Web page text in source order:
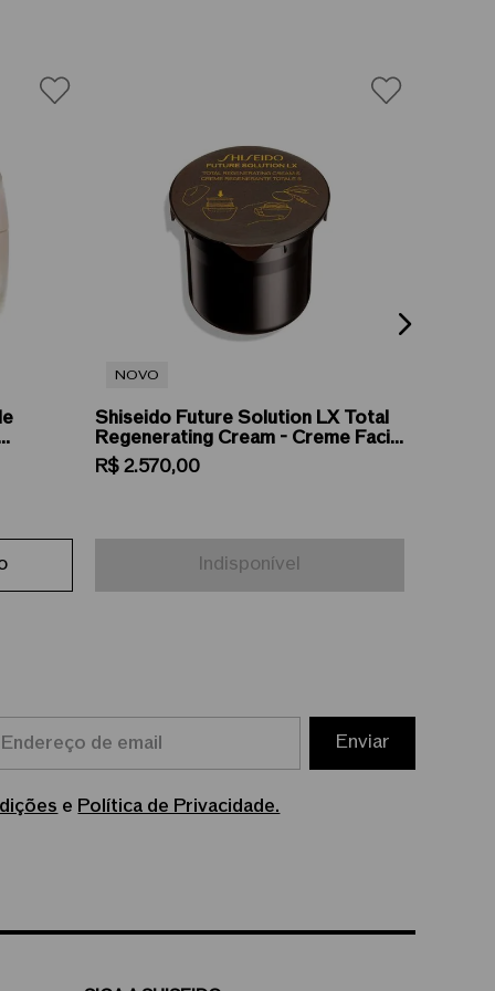
NOVO
Shiseido Future Solution LX Total
Regenerating Cream - Creme Facial
Noturno 50ml (Refil)
R$ 2.570,00
Indisponível
Enviar
e Política de Privacidade.